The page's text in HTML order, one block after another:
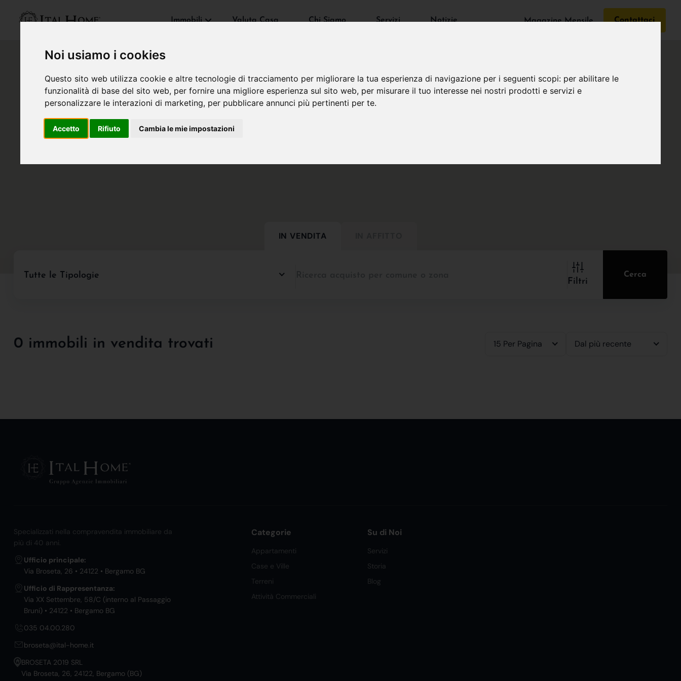
Noi usiamo i cookies
Questo sito web utilizza cookie e altre tecnologie di tracciamento per migliorare la tua esperienza di navigazione per i seguenti scopi: per abilitare le
funzionalità di base del sito web, per fornire una migliore esperienza sul sito web, per misurare il tuo interesse nei nostri prodotti e servizi e
personalizzare le interazioni di marketing, per pubblicare annunci più pertinenti per te.
Accetto Rifiuto Cambia le mie impostazioni
Immobili Valuta Casa Chi Siamo Servizi Notizie Magazine Mensile Contattaci
IN VENDITA
Tutte le Tipologie
Filtri
Cerca
0 immobili in vendita trovati 15 Per Pagina Dal più recente
Specializzati nella compravendita immobiliare da
più di 40 anni.
Ufficio principale:
Via Broseta, 26 • 24122 • Bergamo BG
Ufficio di Rappresentanza:
Via XX Settembre, 58/C (interno al Passaggio
Bruni) • 24122 • Bergamo BG
035 04.00.280
broseta@ital-home.it
BROSETA 2019 SRL
Via Broseta, 26, 24122, Bergamo (BG)
Categorie
Appartamenti
Case e Ville
Terreni
Attività Commerciali
Su di Noi
Servizi
Storia
Blog